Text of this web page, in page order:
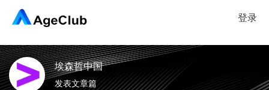
登录
埃森哲中国
发表文章篇